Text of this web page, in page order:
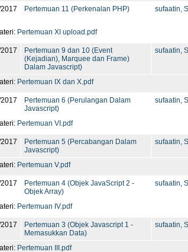
Pertemuan 11 (Perkenalan PHP) sufaatin,
Pertemuan XI upload.pdf
Pertemuan 9 dan 10 (Event
(Kejadian), Marquee dan Frame)
Dalam Javascript)
sufaatin,
Pertemuan IX dan X.pdf
Pertemuan 6 (Perulangan Dalam
Javascript)
sufaatin,
Pertemuan VI.pdf
Pertemuan 5 (Percabangan Dalam
Javascript)
sufaatin,
Pertemuan V.pdf
Pertemuan 4 (Objek JavaScript 2 -
Objek Array)
sufaatin,
Pertemuan IV.pdf
Pertemuan 3 (Objek Javascript 1 -
Memasukkan Data)
sufaatin,
Pertemuan III.pdf